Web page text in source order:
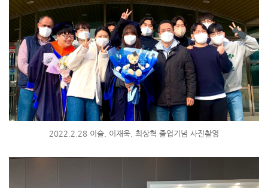
2022.2.28 이슬, 이재욱, 최상혁 졸업기념 사진촬영